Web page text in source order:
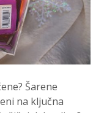
Šarene
na ključna